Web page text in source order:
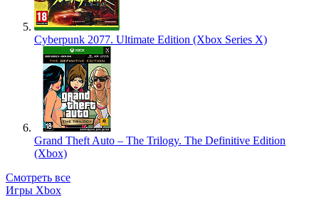
Cyberpunk 2077. Ultimate Edition (Xbox Series X)
Grand Theft Auto – The Trilogy. The Definitive Edition
(Xbox)
Смотреть все
Игры Xbox